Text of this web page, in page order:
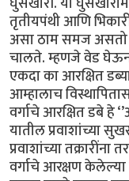
तृतीयपंथी आणि
असा ठाम समज असतो
चालते. म्हणजे वेड घेऊन
एकदा का आरक्षित
आम्हालाच
वर्गाचे आरक्षित डबे
यातील प्रवाशांच्या
प्रवाशांच्या
वर्गाचे आरक्षण केलेल्या